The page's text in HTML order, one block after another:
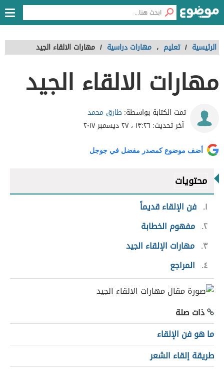
الرئيسية / تعليم ، مهارات دراسية / مهارات الالقاء الجيد
مهارات الالقاء الجيد
تمت الكتابة بواسطة: طارق محمد
آخر تحديث: ١٣:٢٦ ، ٢٧ ديسمبر ٢٠١٧
أضف موضوع كمصدر مفضل في جوجل
محتويات
١ فن الإلقاء قديماً
٢ مفهوم الخطابة
٣ مهارات الإلقاء الجيد
٤
المراجع
ذات صلة
ما هو فن الإلقاء
طريقة إلقاء الشعر